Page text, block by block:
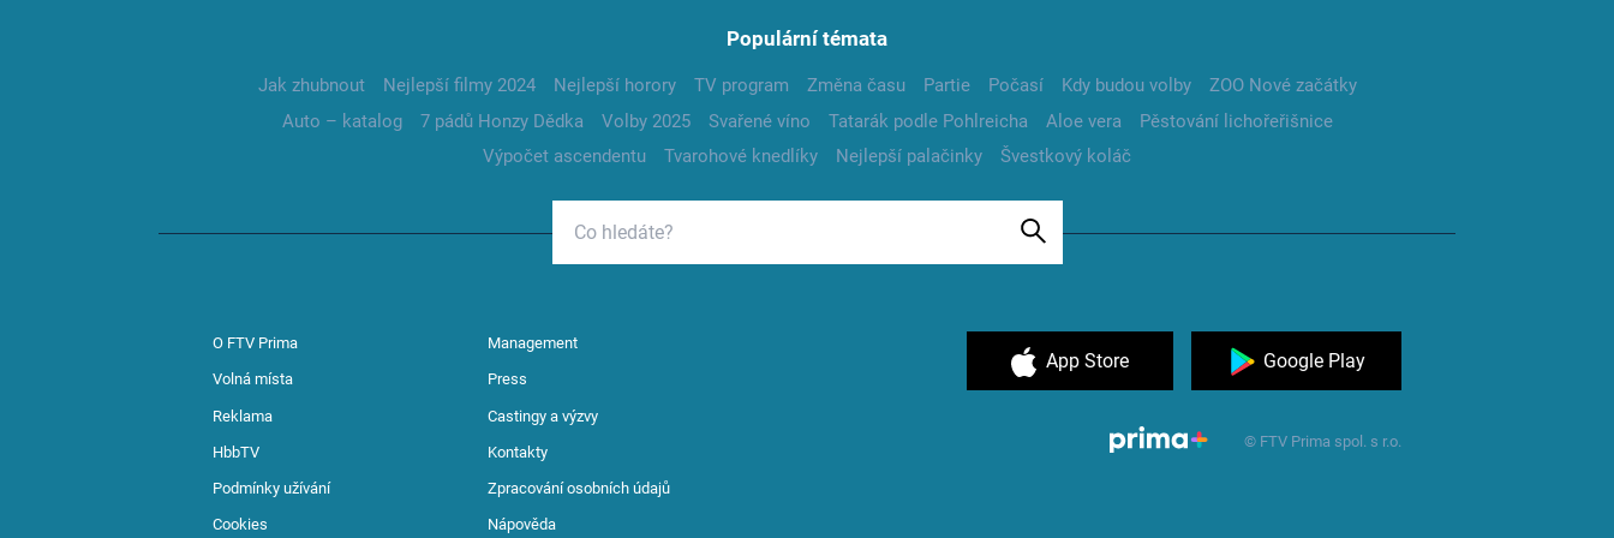
Populární témata
Jak zhubnout Nejlepší filmy 2024 Nejlepší horory TV program Změna času Partie Počasí Kdy budou volby
ZOO Nové začátky
Auto – katalog
7 pádů Honzy Dědka Volby 2025 Svařené víno Tatarák podle Pohlreicha Aloe vera
Pěstování lichořeřišnice
Výpočet ascendentu
Tvarohové knedlíky Nejlepší palačinky Švestkový koláč
O FTV Prima Management
Volná místa Press
Reklama Castingy a výzvy
HbbTV Kontakty
Podmínky užívání Zpracování osobních údajů
Cookies Nápověda
App Store Google Play
© FTV Prima spol. s r.o.